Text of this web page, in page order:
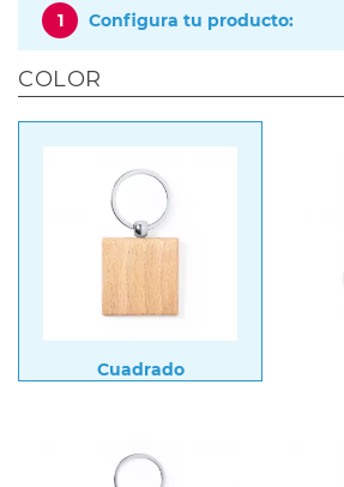
1 Configura tu producto:
COLOR
Cuadrado